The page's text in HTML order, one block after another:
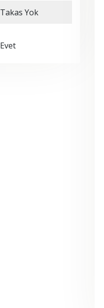
Takas Yok
Evet